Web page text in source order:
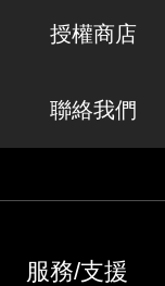
授權商店
聯絡我們
服務/支援